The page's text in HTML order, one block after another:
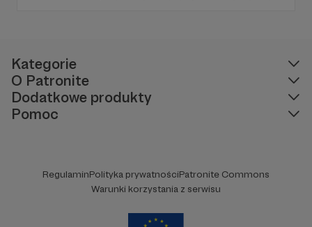
Kategorie
O Patronite
Dodatkowe produkty
Pomoc
RegulaminPolityka prywatnościPatronite Commons
Warunki korzystania z serwisu